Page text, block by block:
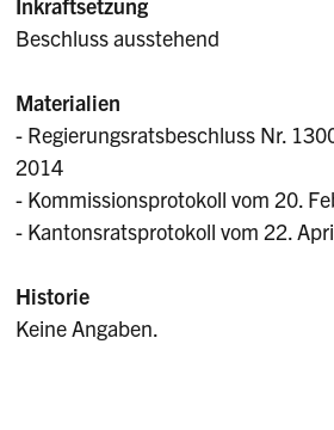
Inkraftsetzung
Beschluss ausstehend
Materialien
- Regierungsratsbeschluss Nr.
2014
- Kommissionsprotokoll vom 20.
- Kantonsratsprotokoll vom 22.
Historie
Keine Angaben.